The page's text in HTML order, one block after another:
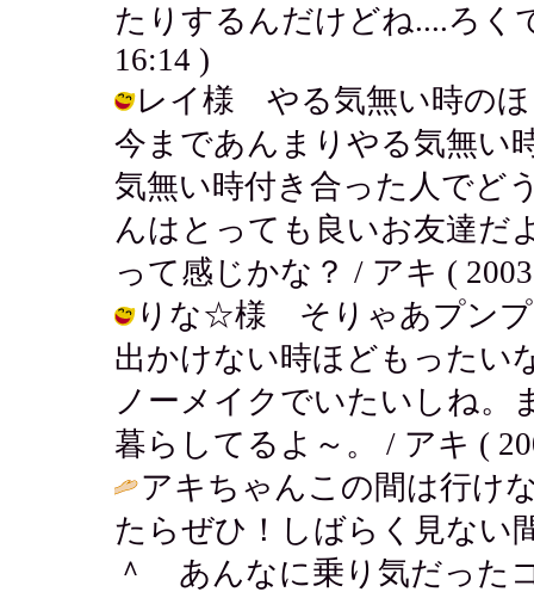
たりするんだけどね....ろく
16:14 )
レイ様 やる気無い時のほ
今まであんまりやる気無い
気無い時付き合った人でど
んはとっても良いお友達だ
って感じかな？ / アキ (
りな☆様 そりゃあプンプ
出かけない時ほどもったい
ノーメイクでいたいしね。
暮らしてるよ～。 / アキ (
アキちゃんこの間は行け
たらぜひ！しばらく見ない
＾ あんなに乗り気だった